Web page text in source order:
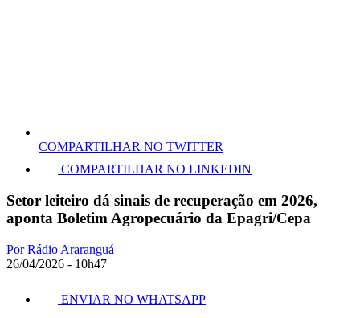
COMPARTILHAR NO TWITTER
COMPARTILHAR NO LINKEDIN
Setor leiteiro dá sinais de recuperação em 2026,
aponta Boletim Agropecuário da Epagri/Cepa
Por Rádio Araranguá
26/04/2026 - 10h47
ENVIAR NO WHATSAPP